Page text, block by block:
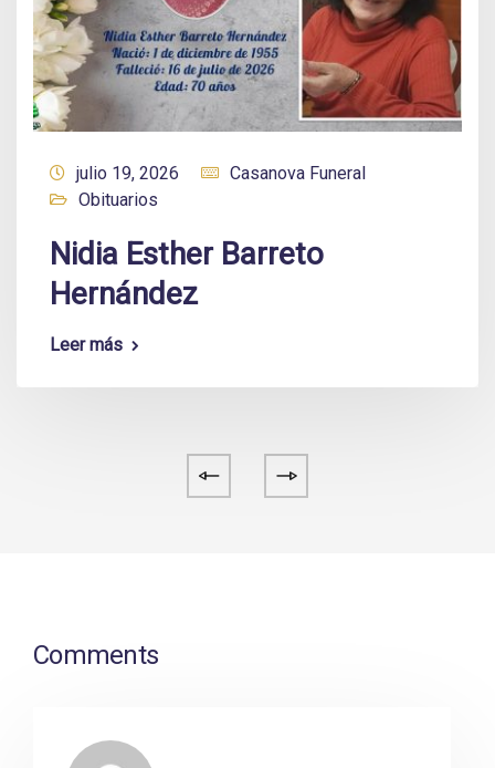
julio 19, 2026
Casanova Funeral
Obituarios
Nidia Esther Barreto
Hernández
Leer más
Comments